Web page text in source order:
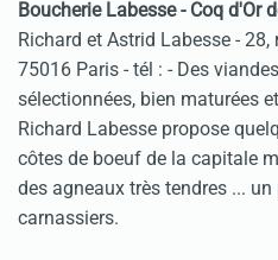
Boucherie Labesse - Coq d'Or
Richard et Astrid Labesse -
75016 Paris - tél : - Des
sélectionnées, bien maturées
Richard Labesse propose
côtes de boeuf de la capitale
des agneaux très tendres ...
carnassiers.